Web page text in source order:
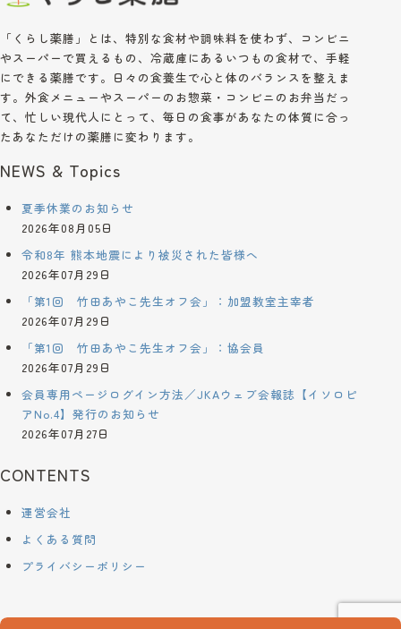
「くらし薬膳」とは、特別な食材や調味料を使わず、コンビニ
やスーパーで買えるもの、冷蔵庫にあるいつもの食材で、手軽
にできる薬膳です。日々の食養生で心と体のバランスを整えま
す。外食メニューやスーパーのお惣菜・コンビニのお弁当だっ
て、忙しい現代人にとって、毎日の食事があなたの体質に合っ
たあなただけの薬膳に変わります。
NEWS & Topics
夏季休業のお知らせ
2026年08月05日
令和8年 熊本地震により被災された皆様へ
2026年07月29日
「第1回 竹田あやこ先生オフ会」：加盟教室主宰者
2026年07月29日
「第1回 竹田あやこ先生オフ会」：協会員
2026年07月29日
会員専用ページログイン方法／JKAウェブ会報誌【イソロピ
アNo.4】発行のお知らせ
2026年07月27日
CONTENTS
運営会社
よくある質問
プライバシーポリシー